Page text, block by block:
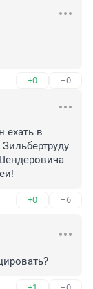
+0 –0
ехать в
+0 –6